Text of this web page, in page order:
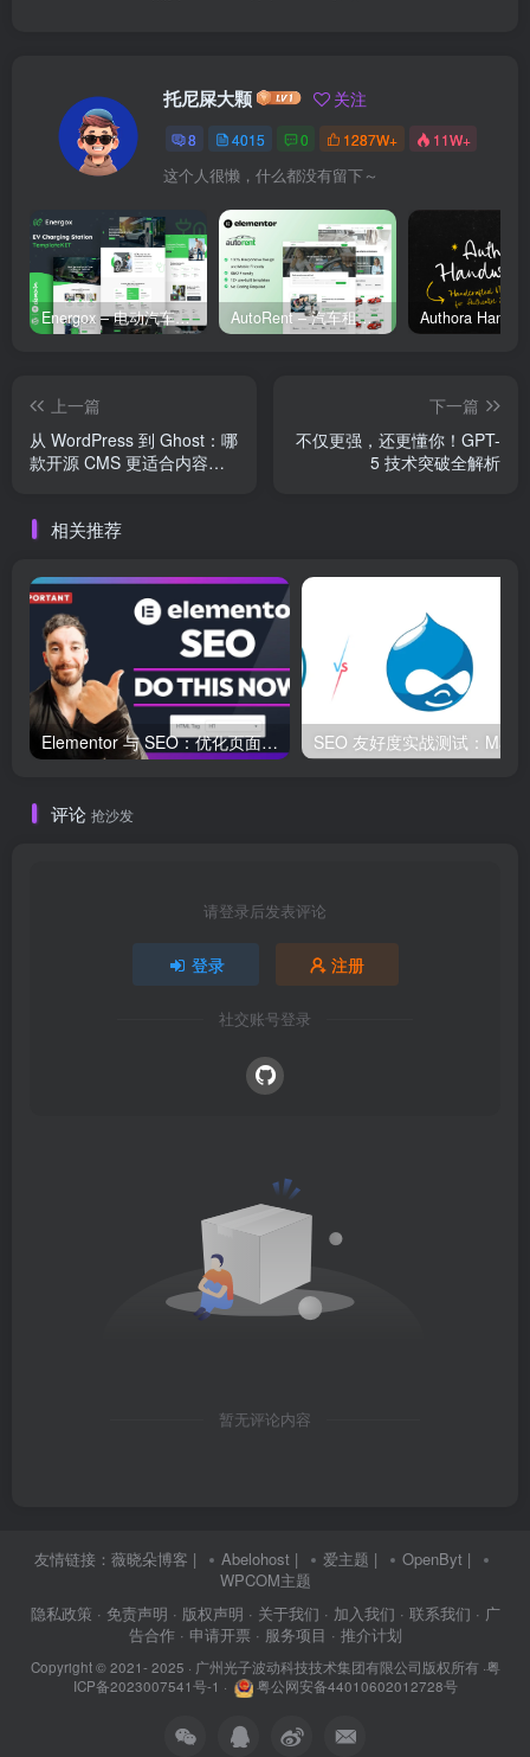
托尼屎大颗 关注
8 4015 0 1287W+ 11W+
这个人很懒，什么都没有留下～
Energox – 电动汽车充电站 Elementor 模板套件 AutoRent – 汽车租赁服务 Elementor 模板套件
上一篇
从 WordPress 到 Ghost：哪
款开源 CMS 更适合内容创
下一篇
不仅更强，还更懂你！GPT-
5 技术突破全解析
相关推荐
Elementor 与 SEO：优化页面结构和加载速度的最佳实践
评论 抢沙发
请登录后发表评论
登录 注册
社交账号登录
暂无评论内容
友情链接： 薇晓朵博客 | Abelohost | 爱主题 | OpenByt |
WPCOM主题
隐私政策 · 免责声明 · 版权声明 · 关于我们 · 加入我们 · 联系我们 · 广
告合作 · 申请开票 · 服务项目 · 推介计划
Copyright © 2021- 2025 · 广州光子波动科技技术集团有限公司版权所有·粤
ICP备2023007541号-1 · 粤公网安备44010602012728号